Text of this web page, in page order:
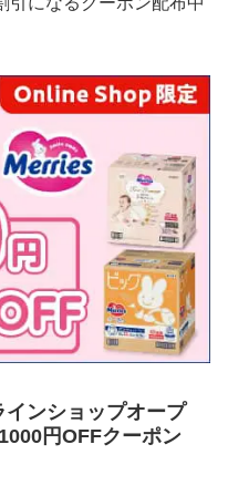
ンショップオープ
円OFFクーポン